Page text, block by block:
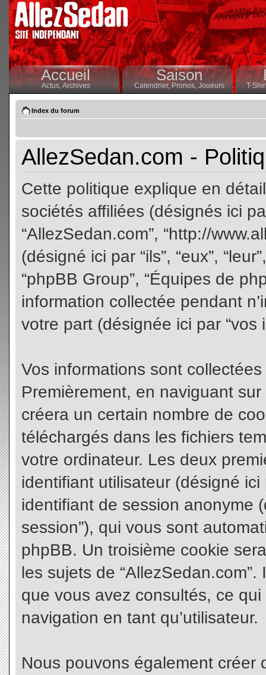
Accueil
Actus,Archives
Saison
Calendrier,Pronos, Joueurs T-
Index du forum
AllezSedan.com -
Cette politique explique en
sociétés affiliées (désignés ici
“AllezSedan.com”, “http://
(désigné ici par “ils”, “eux”,
“phpBB Group”, “Équipes de
information collectée pendant
votre part (désignée ici par “vos
Vos informations sont
Premièrement, en naviguant
créera un certain nombre de
téléchargés dans les fichiers
votre ordinateur. Les deux
identifiant utilisateur (désigné ici
identifiant de session anonyme
session”), qui vous sont
phpBB. Un troisième cookie
les sujets de
que vous avez consultés, ce
navigation en tant qu’utilisateur.
Nous pouvons également créer